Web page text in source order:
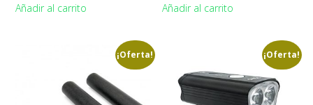
originalactual
Añadir al carrito
originalactual
Añadir al carrito
¡Oferta! ¡Oferta!